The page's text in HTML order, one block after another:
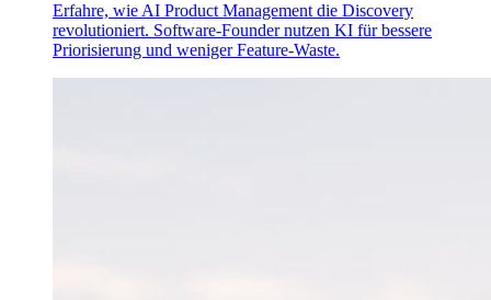
Erfahre, wie AI Product Management die Discovery
revolutioniert. Software-Founder nutzen KI für bessere
Priorisierung und weniger Feature-Waste.